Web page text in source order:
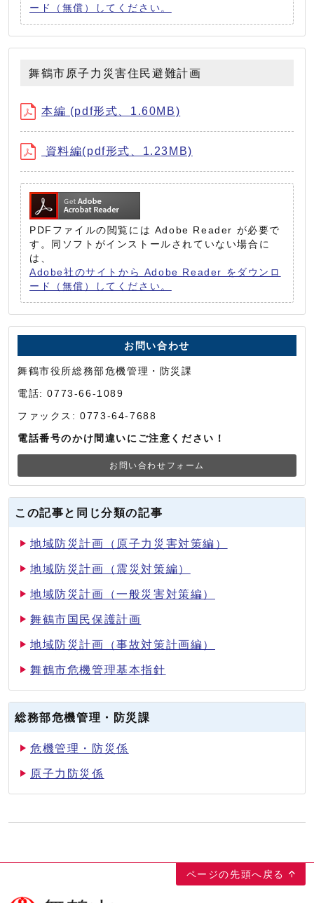
ード（無償）してください。
舞鶴市原子力災害住民避難計画
本編 (pdf形式、1.60MB)
資料編(pdf形式、1.23MB)
PDFファイルの閲覧には Adobe Reader が必要で
す。同ソフトがインストールされていない場合に
は、
Adobe社のサイトから Adobe Reader をダウンロ
ード（無償）してください。
お問い合わせ
舞鶴市役所総務部危機管理・防災課
電話: 0773-66-1089
ファックス: 0773-64-7688
電話番号のかけ間違いにご注意ください！
お問い合わせフォーム
この記事と同じ分類の記事
地域防災計画（原子力災害対策編）
地域防災計画（震災対策編）
地域防災計画（一般災害対策編）
舞鶴市国民保護計画
地域防災計画（事故対策計画編）
舞鶴市危機管理基本指針
総務部危機管理・防災課
危機管理・防災係
原子力防災係
ページの先頭へ戻る